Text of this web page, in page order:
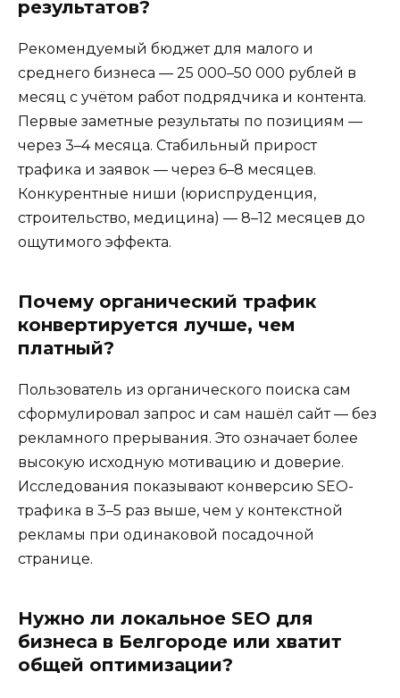
результатов?
Рекомендуемый бюджет для малого и
среднего бизнеса — 25 000–50 000 рублей в
месяц с учётом работ подрядчика и контента.
Первые заметные результаты по позициям —
через 3–4 месяца. Стабильный прирост
трафика и заявок — через 6–8 месяцев.
Конкурентные ниши (юриспруденция,
строительство, медицина) — 8–12 месяцев до
ощутимого эффекта.
Почему органический трафик
конвертируется лучше, чем
платный?
Пользователь из органического поиска сам
сформулировал запрос и сам нашёл сайт — без
рекламного прерывания. Это означает более
высокую исходную мотивацию и доверие.
Исследования показывают конверсию SEO-
трафика в 3–5 раз выше, чем у контекстной
рекламы при одинаковой посадочной
странице.
Нужно ли локальное SEO для
бизнеса в Белгороде или хватит
общей оптимизации?